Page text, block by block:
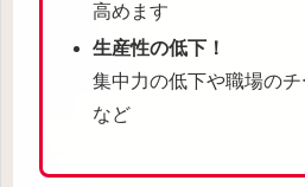
高めます
生産性の低下！
集中力の低下や職場の
など